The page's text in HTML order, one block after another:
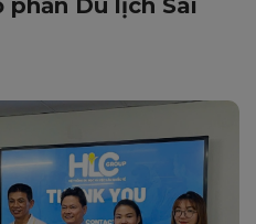
phần Du lịch Sài